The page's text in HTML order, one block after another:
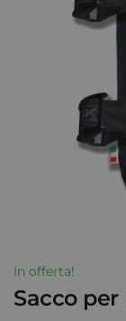
In offerta!
Sacco